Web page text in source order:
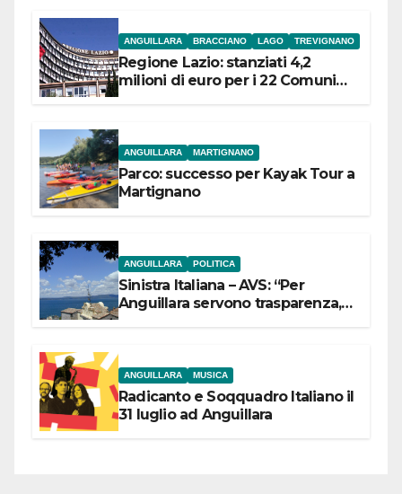
ANGUILLARA BRACCIANO LAGO TREVIGNANO
Regione Lazio: stanziati 4,2
milioni di euro per i 22 Comuni
ANGUILLARA MARTIGNANO
Parco: successo per Kayak Tour a
Martignano
ANGUILLARA POLITICA
Sinistra Italiana – AVS: “Per
Anguillara servono trasparenza,
ANGUILLARA MUSICA
Radicanto e Soqquadro Italiano il
31 luglio ad Anguillara